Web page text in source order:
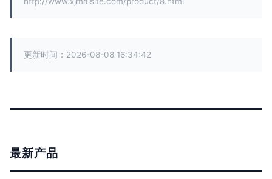
更新时间：2026-08-08 16:34:42
最新产品